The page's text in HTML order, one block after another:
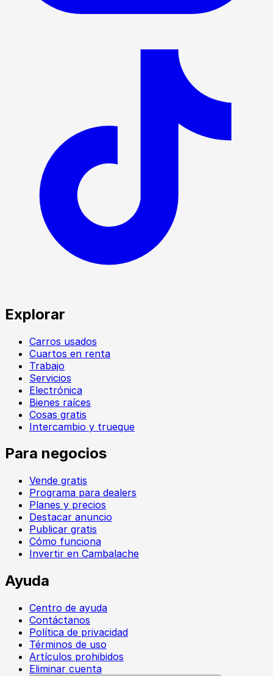
Explorar
Carros usados
Cuartos en renta
Trabajo
Servicios
Electrónica
Bienes raíces
Cosas gratis
Intercambio y trueque
Para negocios
Vende gratis
Programa para dealers
Planes y precios
Destacar anuncio
Publicar gratis
Cómo funciona
Invertir en Cambalache
Ayuda
Centro de ayuda
Contáctanos
Política de privacidad
Términos de uso
Artículos prohibidos
Eliminar cuenta